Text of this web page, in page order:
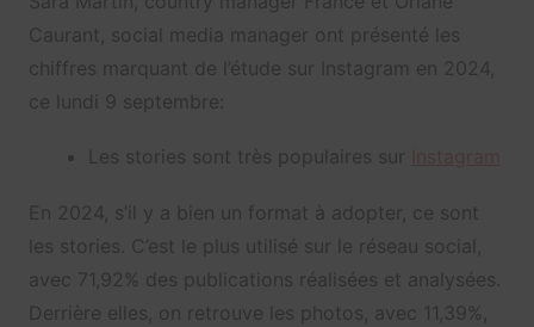
Caurant, social media manager ont présenté les
chiffres marquant de l’étude sur Instagram en 2024,
ce lundi 9 septembre:
Les stories sont très populaires sur
En 2024, s’il y a bien un format à adopter, ce sont
les stories. C’est le plus utilisé sur le réseau social,
avec 71,92% des publications réalisées et analysées.
Derrière elles, on retrouve les photos, avec 11,39%,